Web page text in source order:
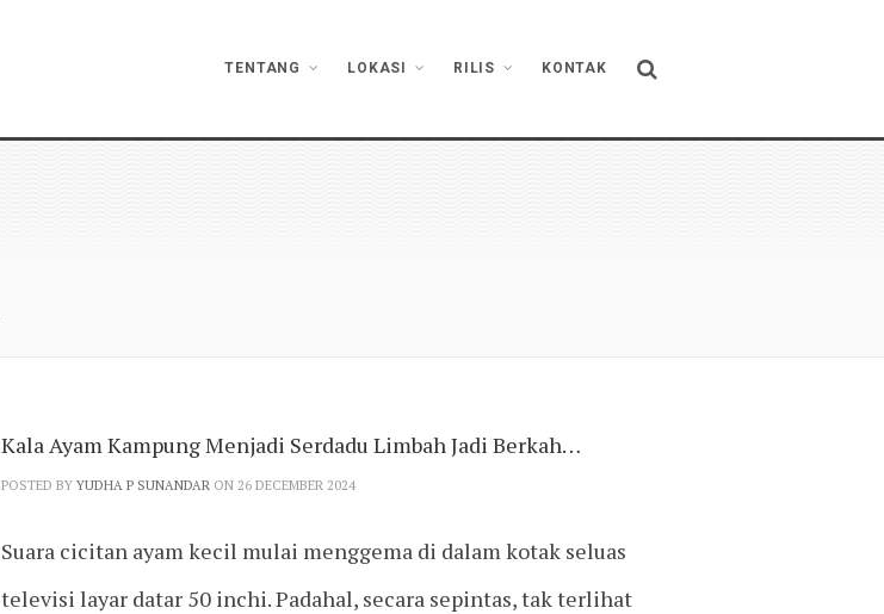
TENTANG LOKASI RILIS KONTAK
Kala Ayam Kampung Menjadi Serdadu Limbah Jadi Berkah…
POSTED BY YUDHA P SUNANDARON 26 DECEMBER 2024
Suara cicitan ayam kecil mulai menggema di dalam kotak seluas
televisi layar datar 50 inchi. Padahal, secara sepintas, tak terlihat